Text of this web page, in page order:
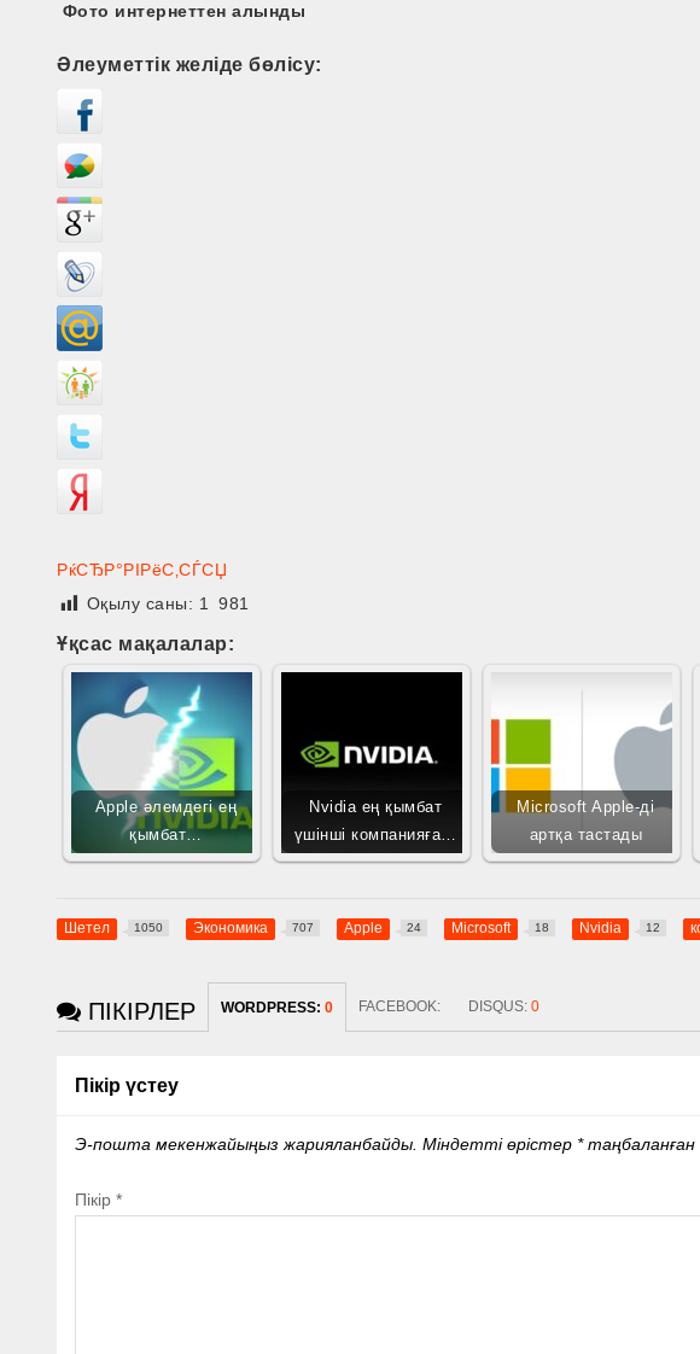
Фото интернеттен алынды
Әлеуметтік желіде бөлісу:
РќСЂР°РІРёС‚СЃСЏ
Оқылу саны: 1 981
Ұқсас мақалалар:
Apple әлемдегі ең
қымбат…
Nvidia ең қымбат
үшінші компанияға…
Microsoft Apple-ді
артқа тастады
Шетел 1050 Экономика 707 Apple 24 Microsoft 18 Nvidia 12
ПІКІРЛЕР WORDPRESS:0 FACEBOOK: DISQUS:0
Пікір үстеу
Э-пошта мекенжайыңыз жарияланбайды.Міндетті өрістер *таңбаланған
Пікір*